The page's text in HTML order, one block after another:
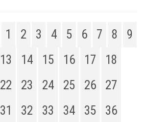
1 2 3 4 5 6 7 8
9
13 14 15 16 17
18
22 23 24 25 26
27
31 32 33 34 35
36